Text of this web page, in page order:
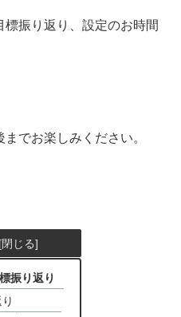
振り返り、設定のお時間
でお楽しみください。
振り返り